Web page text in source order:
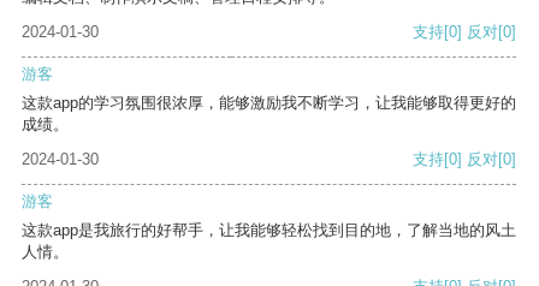
2024-01-30
支持[0] 反对[0]
游客
这款app的学习氛围很浓厚，能够激励我不断学习，让我能够取得更好的
成绩。
2024-01-30
支持[0] 反对[0]
游客
这款app是我旅行的好帮手，让我能够轻松找到目的地，了解当地的风土
人情。